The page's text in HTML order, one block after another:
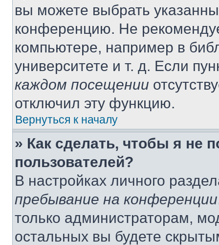
вы можете выбрать
конференцию. Не
компьютере, например в
университете и т. д. Если
каждом посещении
отключил эту функцию.
Вернуться к началу
» Как сделать, чтобы я не
пользователей?
В настройках личного
пребывание на конференции
только администраторам,
остальных вы будете